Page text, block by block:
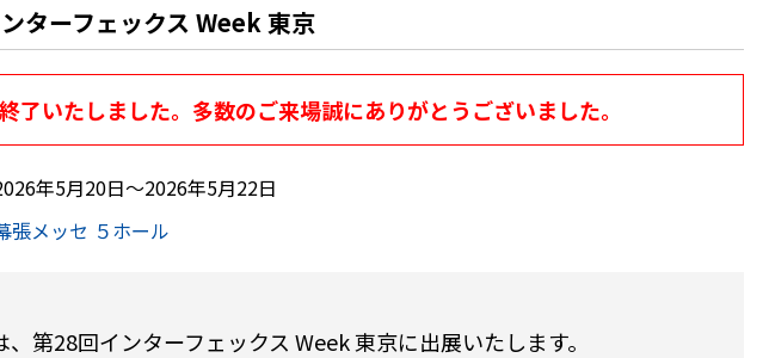
ターフェックス Week 東京
終了いたしました。多数のご来場誠にありがとうございました。
年5月20日〜2026年5月22日
張メッセ ５ホール
、第28回インターフェックス Week 東京に出展いたします。